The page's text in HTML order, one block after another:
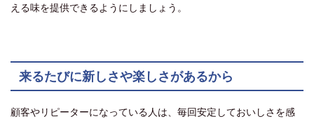
える味を提供できるようにしましょう。
来るたびに新しさや楽しさがあるから
顧客やリピーターになっている人は、毎回安定しておいしさを感